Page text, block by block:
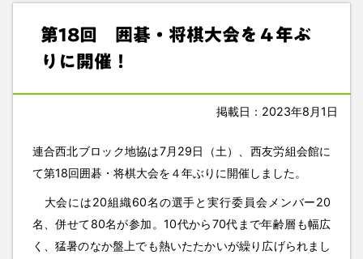
第18回 囲碁・将棋大会を４年ぶ
りに開催！
掲載日：2023年8月1日
連合西北ブロック地協は7月29日（土）、西友労組会館に
て第18回囲碁・将棋大会を４年ぶりに開催しました。
大会には20組織60名の選手と実行委員会メンバー20
名、併せて80名が参加。10代から70代まで年齢層も幅広
く、猛暑のなか盤上でも熱いたたかいが繰り広げられまし